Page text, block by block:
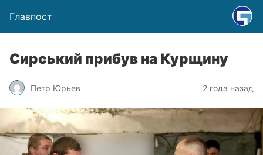
Главпост
Сирський прибув на Курщину
Петр Юрьев 2 года назад